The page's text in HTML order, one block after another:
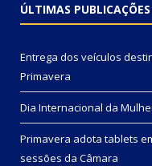
ÚLTIMAS PUBLICAÇÕES
Entrega dos veículos
Primavera
Dia Internacional da
Primavera adota tablets
sessões da Câmara